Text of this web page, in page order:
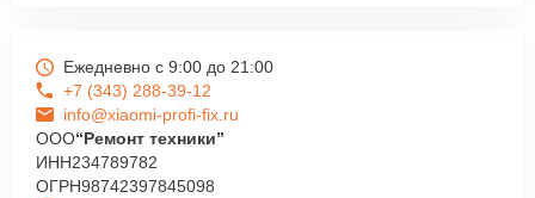
Ежедневно с 9:00 до 21:00
+7 (343) 288-39-12
info@xiaomi-profi-fix.ru
ООО“Ремонт техники”
ИНН234789782
ОГРН98742397845098